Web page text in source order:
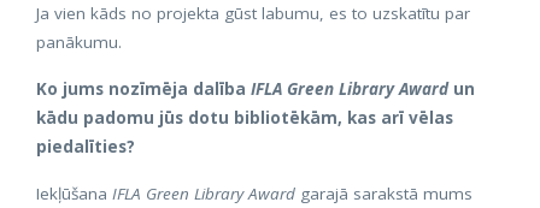
Ja vien kāds no projekta gūst labumu, es to uzskatītu par
panākumu.
Ko jums nozīmēja dalība IFLA Green Library Awardun
kādu padomu jūs dotu bibliotēkām, kas arī vēlas
piedalīties?
Iekļūšana IFLA Green Library Award garajā sarakstā mums